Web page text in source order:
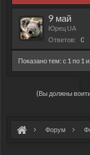
9 май
Юрец UA
Ответов:
0
Показано тем: с 1 по 1
(Вы должны
Форум